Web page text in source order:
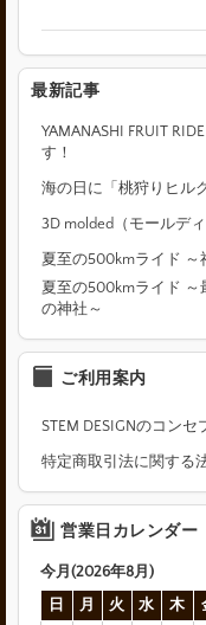
最新記事
YAMANASHI FRUIT
す！
海の日に「桃狩りヒル
3D molded（モールデ
夏至の500kmライド
夏至の500kmライド
の神社～
ご利用案内
STEM DESIGNのコンセ
特定商取引法に関する
営業日カレンダー
今月(2026年8月)
日
月 火 水 木